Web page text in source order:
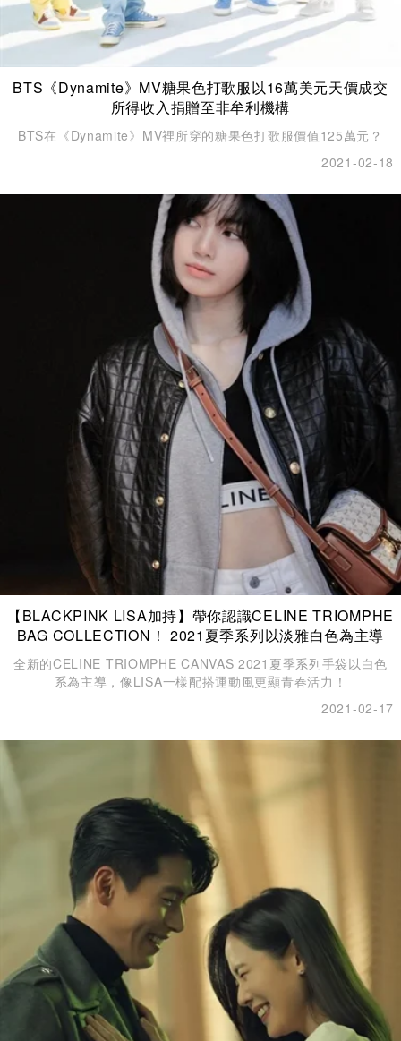
BTS《Dynamite》MV糖果色打歌服以16萬美元天價成交
所得收入捐贈至非牟利機構
BTS在《Dynamite》MV裡所穿的糖果色打歌服價值125萬元？
2021-02-18
【BLACKPINK LISA加持】帶你認識CELINE TRIOMPHE
BAG COLLECTION！ 2021夏季系列以淡雅白色為主導
全新的CELINE TRIOMPHE CANVAS 2021夏季系列手袋以白色
系為主導，像LISA一樣配搭運動風更顯青春活力！
2021-02-17